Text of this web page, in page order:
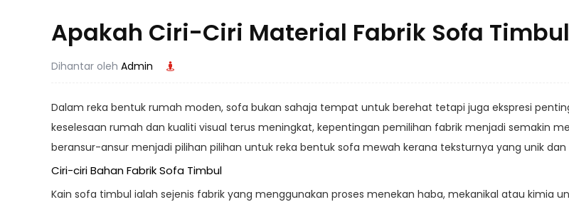
Apakah Ciri-Ciri Material Fabrik Sofa
Dihantar oleh Admin
Dalam reka bentuk rumah moden, sofa bukan sahaja tempat untuk berehat tetapi juga ekspresi
keselesaan rumah dan kualiti visual terus meningkat, kepentingan pemilihan fabrik menjadi semakin
beransur-ansur menjadi pilihan pilihan untuk reka bentuk sofa mewah kerana teksturnya yang unik
Ciri-ciri Bahan Fabrik Sofa Timbul
Kain sofa timbul ialah sejenis fabrik yang menggunakan proses menekan haba, mekanikal atau kimia